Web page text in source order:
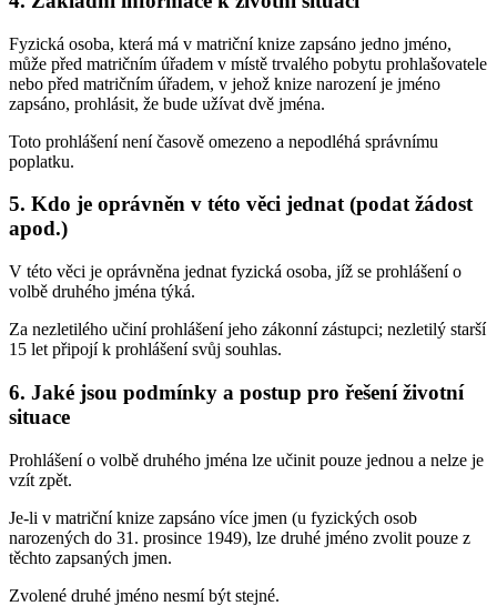
Fyzická osoba, která má v matriční knize zapsáno jedno jméno,
může před matričním úřadem v místě trvalého pobytu prohlašovatele
nebo před matričním úřadem, v jehož knize narození je jméno
zapsáno, prohlásit, že bude užívat dvě jména.
Toto prohlášení není časově omezeno a nepodléhá správnímu
poplatku.
5. Kdo je oprávněn v této věci jednat (podat žádost
apod.)
V této věci je oprávněna jednat fyzická osoba, jíž se prohlášení o
volbě druhého jména týká.
Za nezletilého učiní prohlášení jeho zákonní zástupci; nezletilý starší
15 let připojí k prohlášení svůj souhlas.
6. Jaké jsou podmínky a postup pro řešení životní
situace
Prohlášení o volbě druhého jména lze učinit pouze jednou a nelze je
vzít zpět.
Je-li v matriční knize zapsáno více jmen (u fyzických osob
narozených do 31. prosince 1949), lze druhé jméno zvolit pouze z
těchto zapsaných jmen.
Zvolené druhé jméno nesmí být stejné.